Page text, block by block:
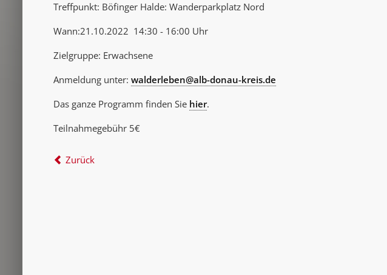
Treffpunkt: Böfinger Halde: Wanderparkplatz Nord
Wann:21.10.2022 14:30 - 16:00 Uhr
Zielgruppe: Erwachsene
Anmeldung unter: walderleben@alb-donau-kreis.de
Das ganze Programm finden Sie hier.
Teilnahmegebühr 5€
Zurück